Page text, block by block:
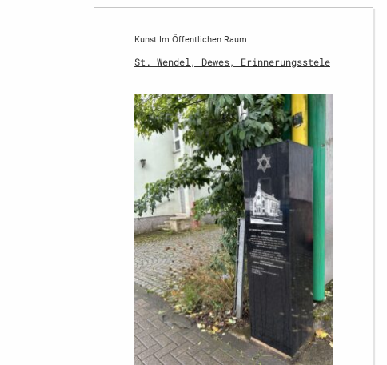
Kunst Im Öffentlichen Raum
St. Wendel, Dewes, Erinnerungsstele